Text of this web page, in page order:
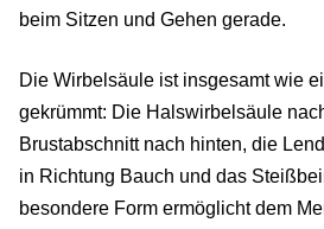
beim Sitzen und Gehen gerade.
Die Wirbelsäule ist insgesamt wie
gekrümmt: Die Halswirbelsäule
Brustabschnitt nach hinten, die
in Richtung Bauch und das
besondere Form ermöglicht dem